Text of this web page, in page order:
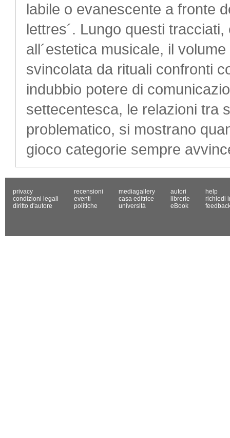
labile o evanescente a fronte
lettres´. Lungo questi
all´estetica musicale, il
svincolata da rituali confronti
indubbio potere di
settecentesca, le relazioni tra
problematico, si mostrano
gioco categorie sempre
privacy
condizioni legali
diritto d'autore
recensioni
eventi
politiche
mediagallery
casa editrice
università
autori
librerie
eBook
help
richiedi